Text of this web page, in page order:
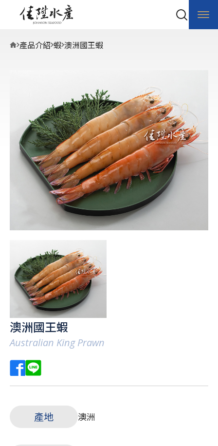
產品介紹 蝦 澳洲國王蝦
澳洲國王蝦
Australian King Prawn
產地 澳洲